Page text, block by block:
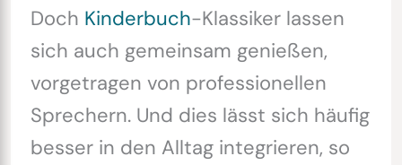
Doch Kinderbuch-Klassiker lassen
sich auch gemeinsam genießen,
vorgetragen von professionellen
Sprechern. Und dies lässt sich häufig
besser in den Alltag integrieren, so